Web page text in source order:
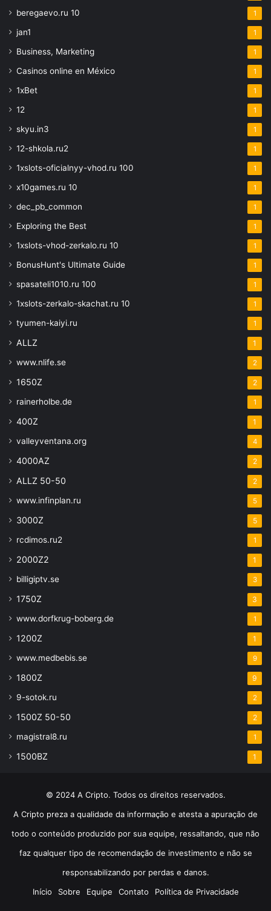
beregaevo.ru 10 1
jan1 1
Business, Marketing 1
Casinos online en México 1
1xBet 1
12 1
skyu.in3 1
12-shkola.ru2 1
1xslots-oficialnyy-vhod.ru 100 1
x10games.ru 10 1
dec_pb_common 1
Exploring the Best 1
1xslots-vhod-zerkalo.ru 10 1
BonusHunt's Ultimate Guide 1
spasateli1010.ru 100 1
1xslots-zerkalo-skachat.ru 10 1
tyumen-kaiyi.ru 1
ALLZ 1
www.nlife.se 2
1650Z 2
rainerholbe.de 1
400Z 1
valleyventana.org 4
4000AZ 2
ALLZ 50-50 2
www.infinplan.ru 5
3000Z 5
rcdimos.ru2 1
2000Z2 1
billigiptv.se 3
1750Z 3
www.dorfkrug-boberg.de 1
1200Z 1
www.medbebis.se 9
1800Z 9
9-sotok.ru 2
1500Z 50-50 2
magistral8.ru 1
1500BZ 1
© 2024 A Cripto. Todos os direitos reservados.
A Cripto preza a qualidade da informação e atesta a apuração de
todo o conteúdo produzido por sua equipe, ressaltando, que não
faz qualquer tipo de recomendação de investimento e não se
responsabilizando por perdas e danos.
Início
Sobre Equipe Contato Política de Privacidade